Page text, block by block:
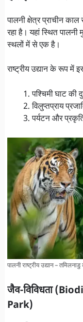
पालनी क्षेत्र प्राचीन
रहा है। यहां स्थित पालनी
स्थलों में से एक है।
राष्ट्रीय उद्यान के रूप में
पश्चिमी घाट की
विलुप्तप्राय
पर्यटन और
पालनी राष्ट्रीय उद्यान –
जैव-विविधता
Park)